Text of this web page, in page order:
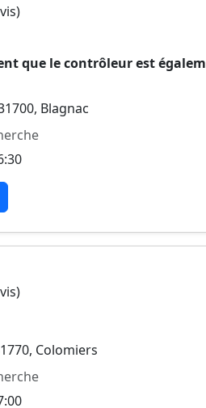
que le contrôleur est
Blagnac
Colomiers